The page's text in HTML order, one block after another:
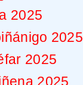
2025
2025
2025
2025